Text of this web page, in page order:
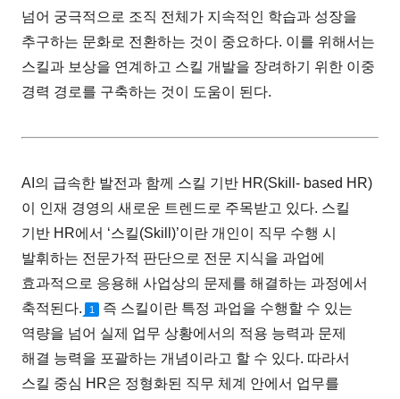
넘어 궁극적으로 조직 전체가 지속적인 학습과 성장을
추구하는 문화로 전환하는 것이 중요하다. 이를 위해서는
스킬과 보상을 연계하고 스킬 개발을 장려하기 위한 이중
경력 경로를 구축하는 것이 도움이 된다.
AI의 급속한 발전과 함께 스킬 기반 HR(Skill- based HR)
이 인재 경영의 새로운 트렌드로 주목받고 있다. 스킬
기반 HR에서 ‘스킬(Skill)’이란 개인이 직무 수행 시
발휘하는 전문가적 판단으로 전문 지식을 과업에
효과적으로 응용해 사업상의 문제를 해결하는 과정에서
축적된다.
1
즉 스킬이란 특정 과업을 수행할 수 있는
역량을 넘어 실제 업무 상황에서의 적용 능력과 문제
해결 능력을 포괄하는 개념이라고 할 수 있다. 따라서
스킬 중심 HR은 정형화된 직무 체계 안에서 업무를